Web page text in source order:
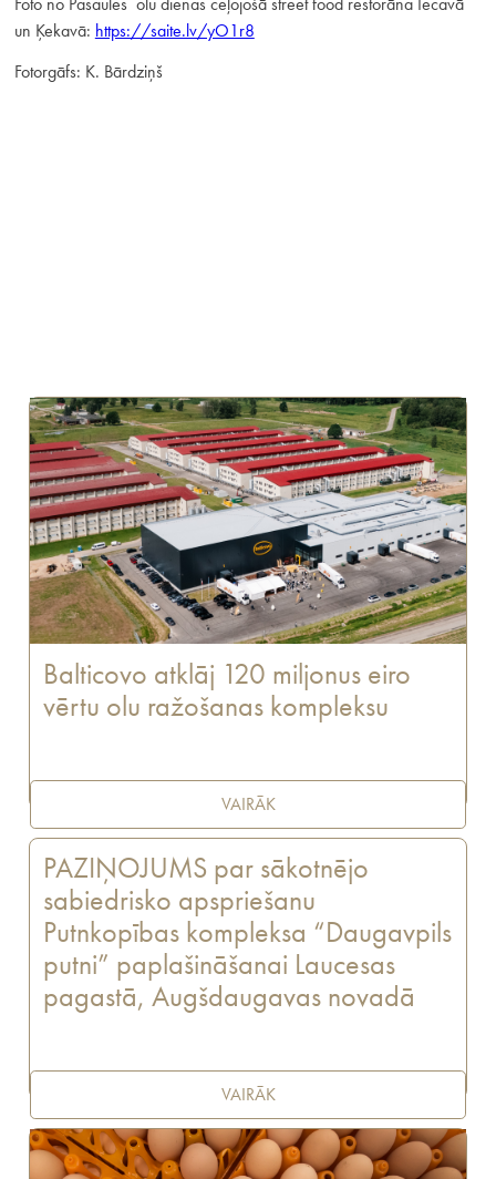
un Ķekavā: https://saite.lv/yO1r8
Fotorgāfs: K. Bārdziņš
Balticovo atklāj 120 miljonus eiro
vērtu olu ražošanas kompleksu
VAIRĀK
PAZIŅOJUMS par sākotnējo
sabiedrisko apspriešanu
Putnkopības kompleksa “Daugavpils
putni” paplašināšanai Laucesas
pagastā, Augšdaugavas novadā
VAIRĀK